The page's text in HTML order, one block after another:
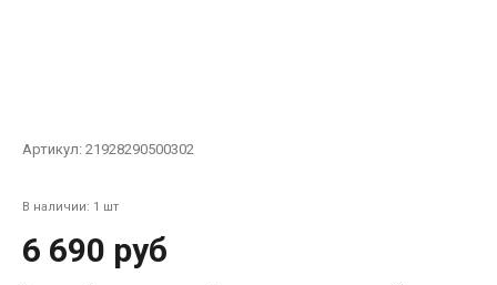
Артикул: 21928290500302
В наличии: 1 шт
6 690 руб